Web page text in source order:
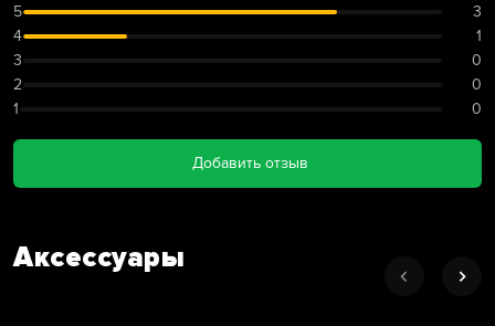
5
3
4
1
3
0
2
0
1
0
Добавить отзыв
Аксессуары